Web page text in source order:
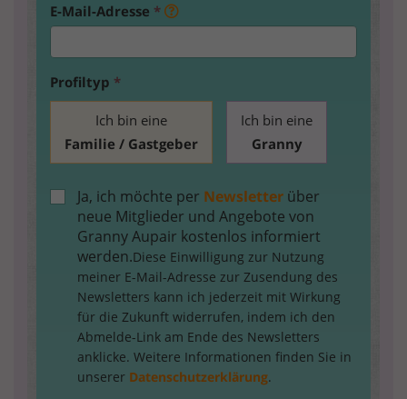
E-Mail-Adresse *
Profiltyp *
Ich bin eine
Familie / Gastgeber
Ich bin eine
Granny
Ja, ich möchte per Newsletter über
neue Mitglieder und Angebote von
Granny Aupair kostenlos informiert
werden.Diese Einwilligung zur Nutzung
meiner E-Mail-Adresse zur Zusendung des
Newsletters kann ich jederzeit mit Wirkung
für die Zukunft widerrufen, indem ich den
Abmelde-Link am Ende des Newsletters
anklicke. Weitere Informationen finden Sie in
unserer Datenschutzerklärung.